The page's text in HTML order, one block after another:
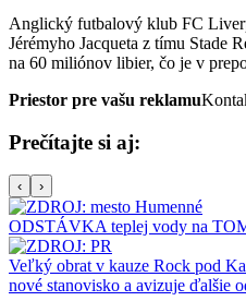
Anglický futbalový klub FC
Jérémyho Jacqueta z tímu Stade
na 60 miliónov libier, čo je v
Priestor pre vašu reklamu
Prečítajte si aj:
‹ ›
ODSTÁVKA teplej vody na
Veľký obrat v kauze Rock pod
nové stanovisko a avizuje ďalšie